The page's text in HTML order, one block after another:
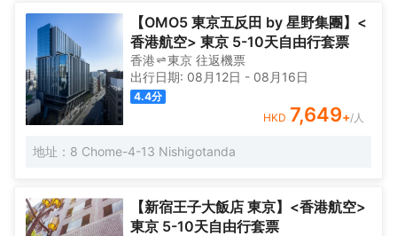
【OMO5 東京五反田 by 星野集團】<
香港航空> 東京 5-10天自由行套票
香港 東京 往返機票
出行日期: 08月12日 - 08月16日
4.4分
HKD 7,649+/人
地址：8 Chome-4-13 Nishigotanda
【新宿王子大飯店 東京】<香港航空>
東京 5-10天自由行套票